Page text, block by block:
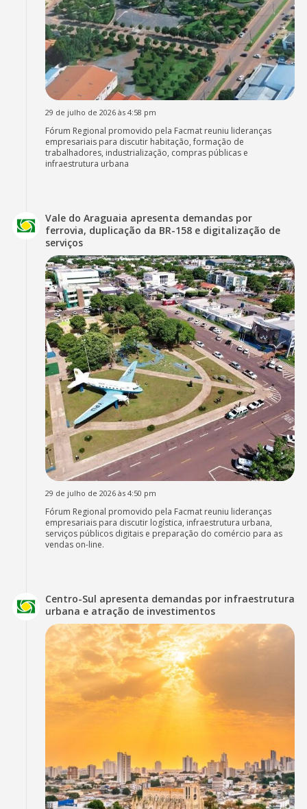
29 de julho de 2026 às 4:58 pm
Fórum Regional promovido pela Facmat reuniu lideranças
empresariais para discutir habitação, formação de
trabalhadores, industrialização, compras públicas e
infraestrutura urbana
Vale do Araguaia apresenta demandas por
ferrovia, duplicação da BR-158 e digitalização de
serviços
29 de julho de 2026 às 4:50 pm
Fórum Regional promovido pela Facmat reuniu lideranças
empresariais para discutir logística, infraestrutura urbana,
serviços públicos digitais e preparação do comércio para as
vendas on-line.
Centro-Sul apresenta demandas por infraestrutura
urbana e atração de investimentos